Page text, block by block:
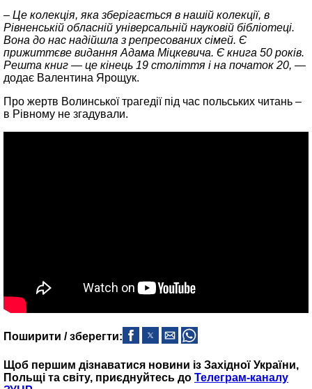
– Це колекція, яка зберігається в нашій колекції, в
Рівненській обласній універсальній науковій бібліотеці.
Вона до нас надійшла з репресованих сімей. Є
прижиттєве видання Адама Міцкевича. Є книга 50 років.
Решта книг — це кінець 19 століття і на початок 20, —
додає Валентина Ярощук.
Про жертв Волинської трагедії під час польських читань –
в Рівному не згадували.
Поширити / зберегти:
Щоб першим дізнаватися новини із Західної України,
Польщі та світу, приєднуйтесь до Телеграм-каналу